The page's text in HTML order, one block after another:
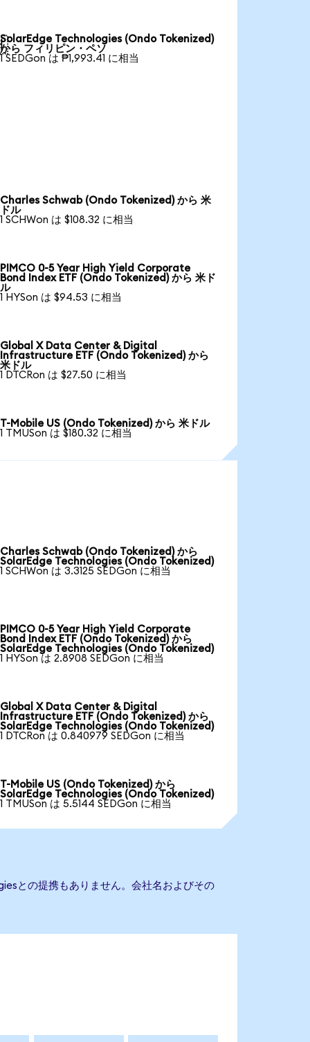
SolarEdge Technologies (Ondo Tokenized)
から フィリピン・ペソ
1 SEDGon は ₱1,993.41 に相当
Charles Schwab (Ondo Tokenized) から 米
ドル
1 SCHWon は $108.32 に相当
PIMCO 0-5 Year High Yield Corporate
Bond Index ETF (Ondo Tokenized) から 米ド
ル
1 HYSon は $94.53 に相当
Global X Data Center & Digital
Infrastructure ETF (Ondo Tokenized) から
米ドル
1 DTCRon は $27.50 に相当
T-Mobile US (Ondo Tokenized) から 米ドル
1 TMUSon は $180.32 に相当
Charles Schwab (Ondo Tokenized) から
SolarEdge Technologies (Ondo Tokenized)
1 SCHWon は 3.3125 SEDGon に相当
PIMCO 0-5 Year High Yield Corporate
Bond Index ETF (Ondo Tokenized) から
SolarEdge Technologies (Ondo Tokenized)
1 HYSon は 2.8908 SEDGon に相当
Global X Data Center & Digital
Infrastructure ETF (Ondo Tokenized) から
SolarEdge Technologies (Ondo Tokenized)
1 DTCRon は 0.840979 SEDGon に相当
T-Mobile US (Ondo Tokenized) から
SolarEdge Technologies (Ondo Tokenized)
1 TMUSon は 5.5144 SEDGon に相当
との提携もありません。会社名およびその